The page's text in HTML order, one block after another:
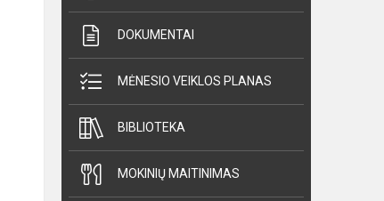
DOKUMENTAI
MĖNESIO VEIKLOS PLANAS
BIBLIOTEKA
MOKINIŲ MAITINIMAS